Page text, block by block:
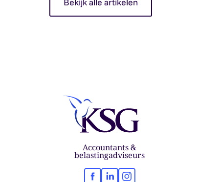
Bekijk alle artikelen
Accountants &
belastingadviseurs
Facebook
LinkedInInstagram